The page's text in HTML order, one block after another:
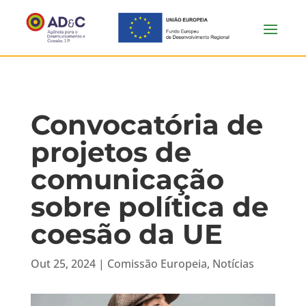
Convocatória de
projetos de
comunicação
sobre política de
coesão da UE
Out 25, 2024| Comissão Europeia, Notícias